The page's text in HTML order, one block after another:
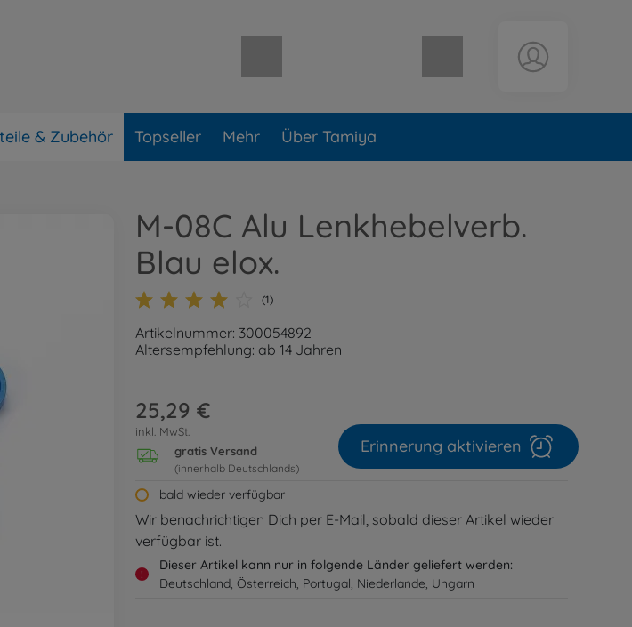
Warenkorb leer
& Zubehör Topseller Mehr Über Tamiya
M-08C Alu Lenkhebelverb.
Blau elox.
(1)
Artikelnummer: 300054892
Altersempfehlung: ab 14 Jahren
25,29 €
inkl. MwSt.
gratis Versand
(innerhalb Deutschlands)
bald wieder verfügbar
Wir benachrichtigen Dich per E-Mail, sobald dieser Artikel wieder
verfügbar ist.
Erinnerung aktivieren
!
Dieser Artikel kann nur in folgende Länder geliefert werden:
Deutschland, Österreich, Portugal, Niederlande, Ungarn